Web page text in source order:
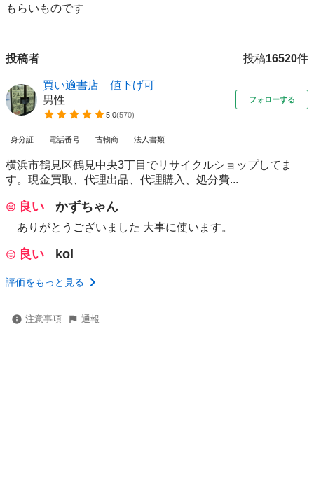
もらいものです
投稿者 投稿16520件
買い適書店 値下げ可
男性
5.0(570)
フォローする
身分証 電話番号 古物商 法人書類
横浜市鶴見区鶴見中央3丁目でリサイクルショップしてま
す。現金買取、代理出品、代理購入、処分費...
良い かずちゃん
ありがとうございました 大事に使います。
良い kol
評価をもっと見る
注意事項 通報